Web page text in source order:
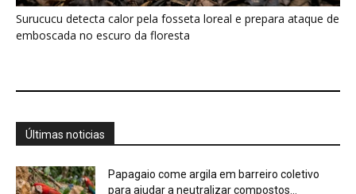
Surucucu detecta calor pela fosseta loreal e prepara ataque de
emboscada no escuro da floresta
Últimas noticias
Papagaio come argila em barreiro coletivo
para ajudar a neutralizar compostos...